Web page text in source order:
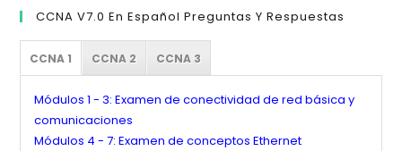
CCNA V7.0 En Español Preguntas Y Respuestas
CCNA 1 CCNA 2 CCNA 3
Módulos 1 - 3: Examen de conectividad de red básica y
comunicaciones
Módulos 4 - 7: Examen de conceptos Ethernet